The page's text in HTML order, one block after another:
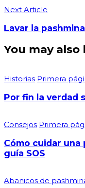
Next Article
Lavar la
You may also
Historias Primera
Por fin la verdad
Consejos Primera
Cómo cuidar una
guía SOS
Abanicos de